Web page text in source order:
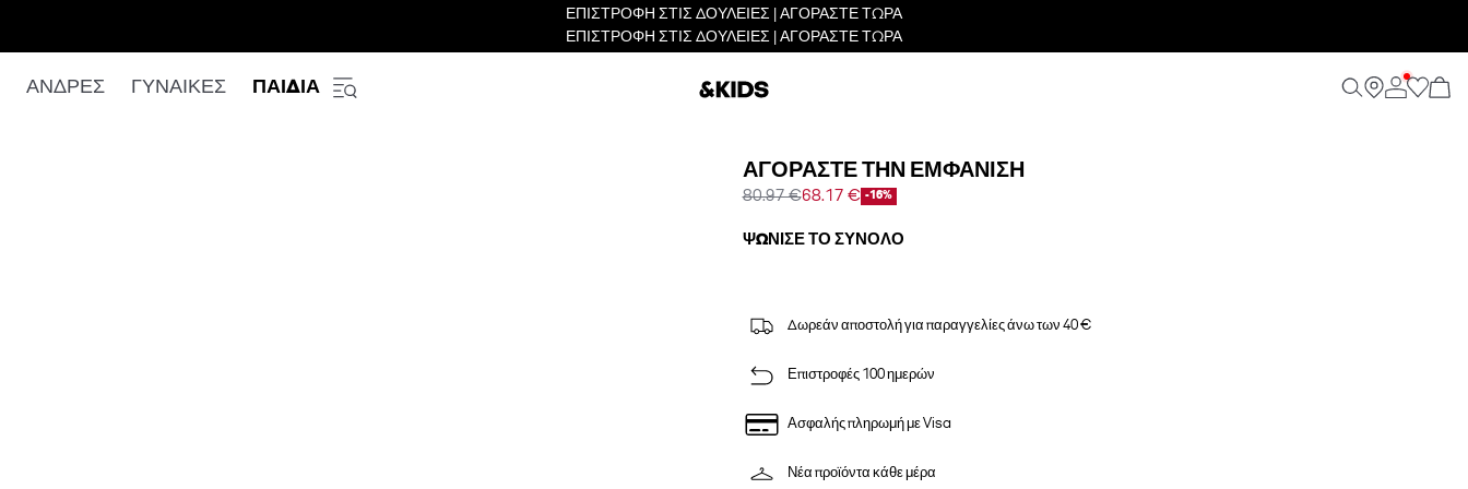
ΕΠΙΣΤΡΟΦΗ ΣΤΙΣ ΔΟΥΛΕΙΕΣ | ΑΓΟΡΑΣΤΕ ΤΩΡΑ
ΕΠΙΣΤΡΟΦΗ ΣΤΙΣ ΔΟΥΛΕΙΕΣ | ΑΓΟΡΑΣΤΕ ΤΩΡΑ
ΑΝΔΡΕΣ ΓΥΝΑΙΚΕΣ ΠΑΙΔΙΑ
ΑΓΟΡΆΣΤΕ ΤΗΝ ΕΜΦΆΝΙΣΗ
80.97 €68.17 € -16%
ΨΏΝΙΣΕ ΤΟ ΣΎΝΟΛΟ
Δωρεάν αποστολή για παραγγελίες άνω των 40 €
Επιστροφές 100 ημερών
Ασφαλής πληρωμή με Visa
Νέα προϊόντα κάθε μέρα